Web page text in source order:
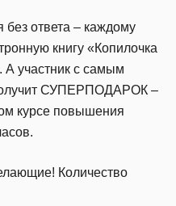
без ответа – каждому
книгу «Копилочка
А участник с самым
СУПЕРПОДАРОК –
курсе повышения
Количество